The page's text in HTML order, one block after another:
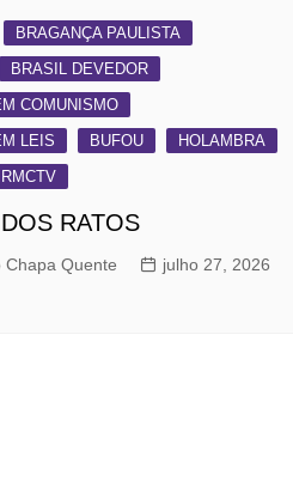
BRAGANÇA PAULISTA
BRASIL DEVEDOR
COMUNISMO
LEIS
BUFOU
HOLAMBRA
RMCTV
RATOS
Chapa Quente
julho 27, 2026